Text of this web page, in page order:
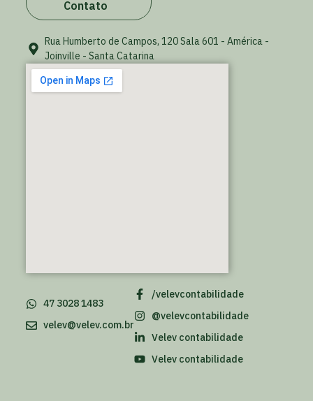
Contato
Rua Humberto de Campos, 120 Sala 601 - América -
Joinville - Santa Catarina
/velevcontabilidade
@velevcontabilidade
Velev contabilidade
Velev contabilidade
47 3028 1483
velev@velev.com.br